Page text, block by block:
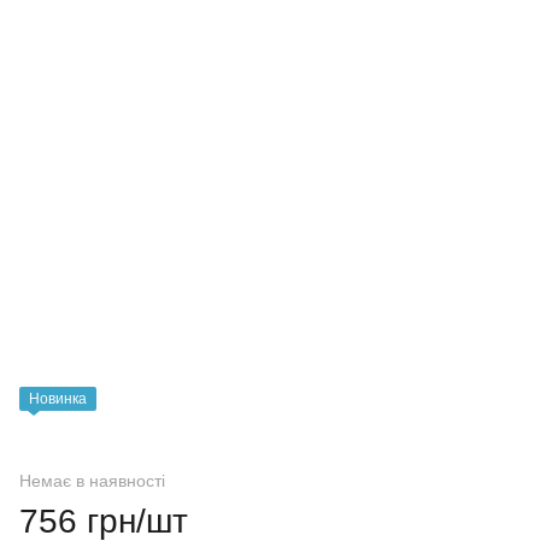
Новинка
Немає в наявності
756 грн/шт